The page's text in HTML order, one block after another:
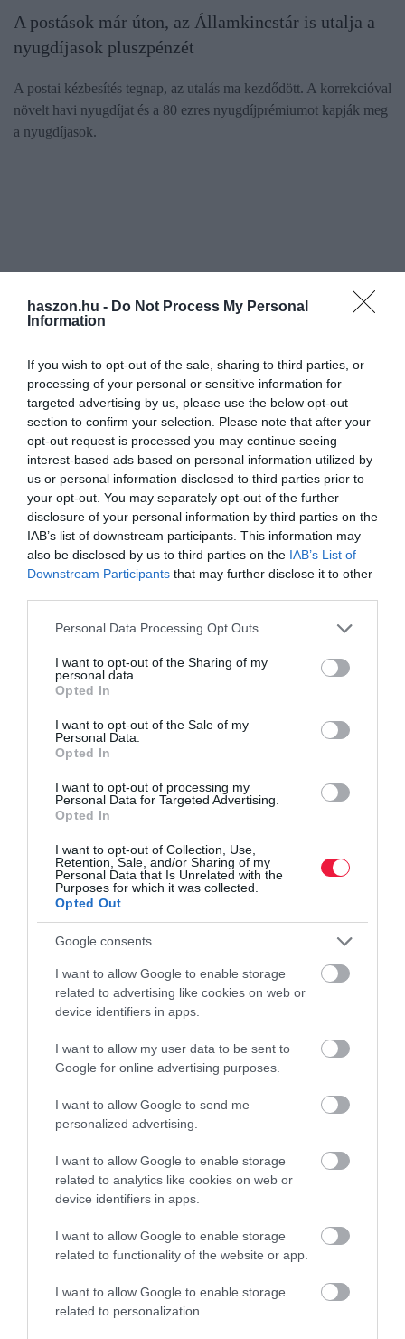
haszon.hu - Do Not Process My Personal
Information
If you wish to opt-out of the sale, sharing to third parties, or
processing of your personal or sensitive information for
targeted advertising by us, please use the below opt-out
section to confirm your selection. Please note that after your
opt-out request is processed you may continue seeing
interest-based ads based on personal information utilized by
us or personal information disclosed to third parties prior to
your opt-out. You may separately opt-out of the further
disclosure of your personal information by third parties on the
IAB’s list of downstream participants. This information may
also be disclosed by us to third parties on the IAB’s List of
Downstream Participants that may further disclose it to other
Please note that this website/app uses one or more Google
not limited to your visit or usage behaviour. You may click to
grant or deny consent to Google and its third-party tags to
use your data for below specified purposes in below Google
consent section.
Personal Data Processing Opt Outs
I want to opt-out of the Sharing of my
personal data.
Opted In
I want to opt-out of the Sale of my
Personal Data.
Opted In
I want to opt-out of processing my
Personal Data for Targeted Advertising.
Opted In
I want to opt-out of Collection, Use,
Retention, Sale, and/or Sharing of my
Personal Data that Is Unrelated with the
Purposes for which it was collected.
Opted Out
Google consents
I want to allow Google to enable storage
related to advertising like cookies on web or
device identifiers in apps.
I want to allow my user data to be sent to
Google for online advertising purposes.
I want to allow Google to send me
personalized advertising.
I want to allow Google to enable storage
related to analytics like cookies on web or
device identifiers in apps.
I want to allow Google to enable storage
related to functionality of the website or app.
I want to allow Google to enable storage
related to personalization.
A postások már úton, az Államkincstár is utalja a
nyugdíjasok pluszpénzét
A postai kézbesítés tegnap, az utalás ma kezdődött. A korrekcióval
növelt havi nyugdíjat és a 80 ezres nyugdíjprémiumot kapják meg
a nyugdíjasok.
NYUGDÍJ
nyugdíjrendszer
nyugdíjemelések meghatározásánál. Ez a módszer fele-fele
arányban veszi figyelembe az inflációt és a keresetek alakulását,